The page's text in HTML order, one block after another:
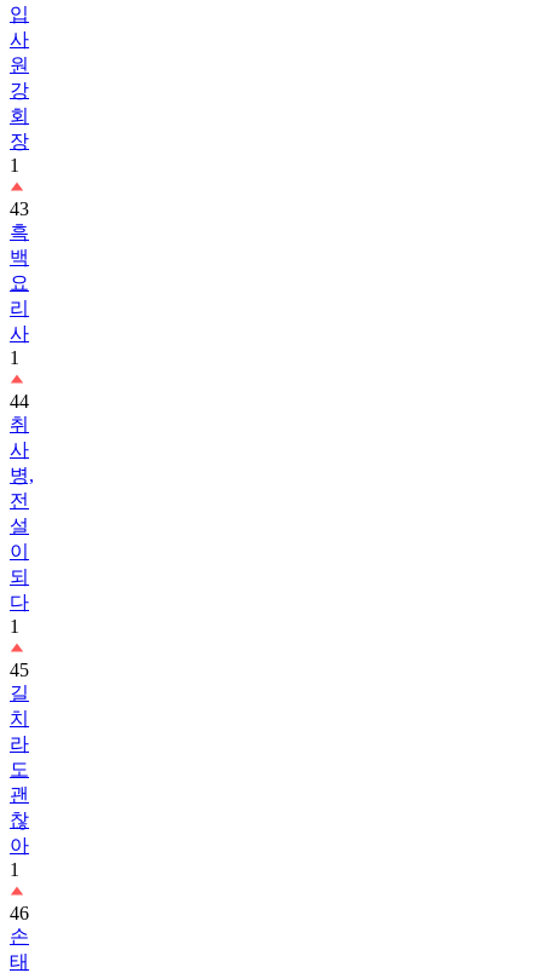
입
사
원
강
회
장
1
43
흑
백
요
리
사
1
44
취
사
병,
전
설
이
되
다
1
45
길
치
라
도
괜
찮
아
1
46
손
태